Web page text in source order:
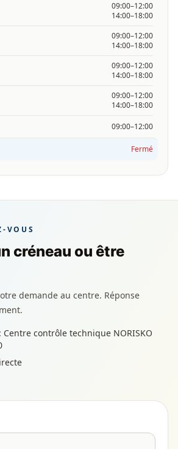
09:00–12:00
14:00–18:00
09:00–12:00
14:00–18:00
09:00–12:00
14:00–18:00
09:00–12:00
14:00–18:00
09:00–12:00
Fermé
VOUS
créneau ou être
demande au centre. Réponse
contrôle technique NORISKO